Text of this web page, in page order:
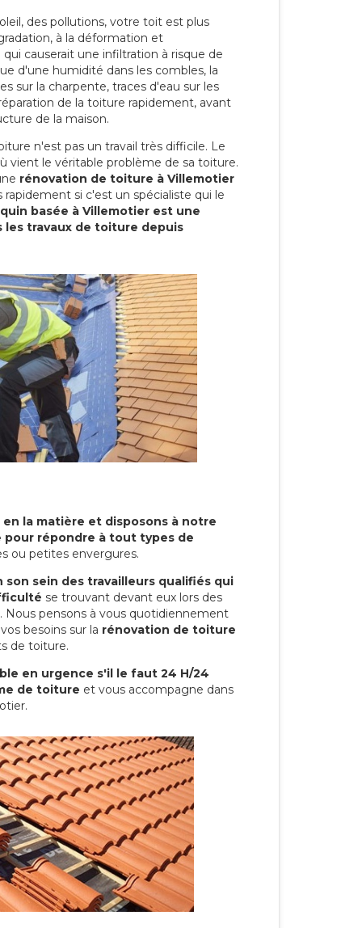
des pollutions, votre toit est plus
à la déformation et
causerait une infiltration à risque de
d'une humidité dans les combles, la
sur la charpente, traces d'eau sur les
de la toiture rapidement, avant
de la maison.
n'est pas un travail très difficile. Le
vient le véritable problème de sa toiture.
rénovation de toiture à Villemotier
rapidement si c'est un spécialiste qui le
basée à Villemotier est une
les travaux de toiture depuis
la matière et disposons à notre
répondre à tout types de
ou petites envergures.
son sein des travailleurs qualifiés qui
se trouvant devant eux lors des
pensons à vous quotidiennement
besoins sur la rénovation de toiture
de toiture.
en urgence s'il le faut 24 H/24
de toiture et vous accompagne dans